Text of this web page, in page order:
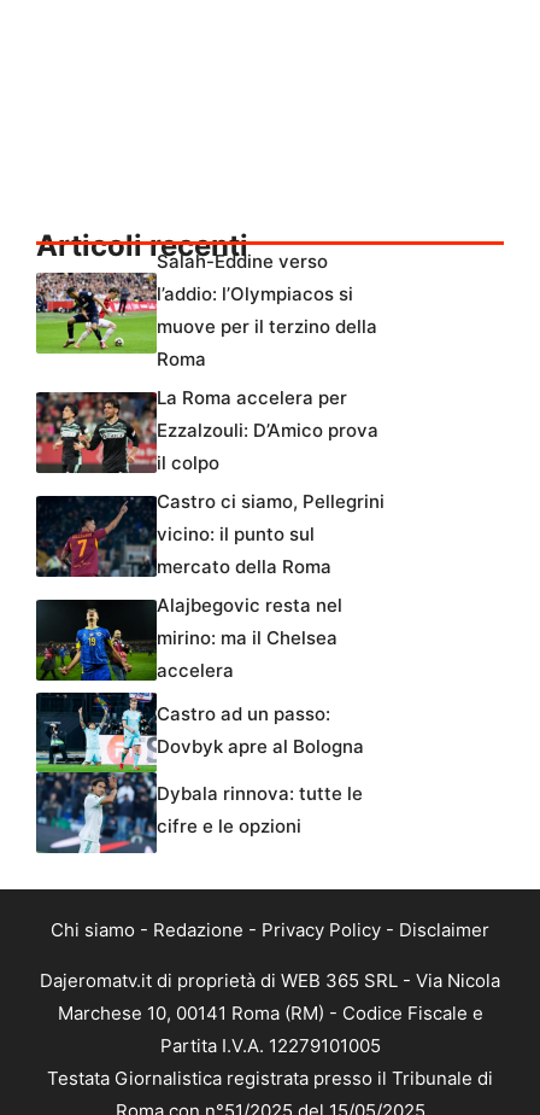
Articoli recenti
Salah-Eddine verso
l’addio: l’Olympiacos si
muove per il terzino della
Roma
La Roma accelera per
Ezzalzouli: D’Amico prova
il colpo
Castro ci siamo, Pellegrini
vicino: il punto sul
mercato della Roma
Alajbegovic resta nel
mirino: ma il Chelsea
accelera
Castro ad un passo:
Dovbyk apre al Bologna
Dybala rinnova: tutte le
cifre e le opzioni
Chi siamo - Redazione - Privacy Policy - Disclaimer
Dajeromatv.it di proprietà di WEB 365 SRL - Via Nicola
Marchese 10, 00141 Roma (RM) - Codice Fiscale e
Partita I.V.A. 12279101005
Testata Giornalistica registrata presso il Tribunale di